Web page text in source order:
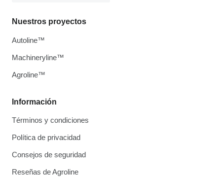
Información
Términos y condiciones
Política de privacidad
Consejos de seguridad
Reseñas de Agroline
Nuestros proyectos
Autoline™
Machineryline™
Agroline™